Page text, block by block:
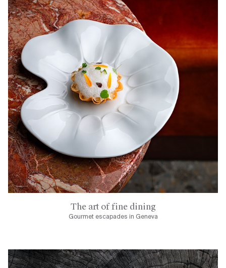
The art of fine dining
Gourmet escapades in Geneva